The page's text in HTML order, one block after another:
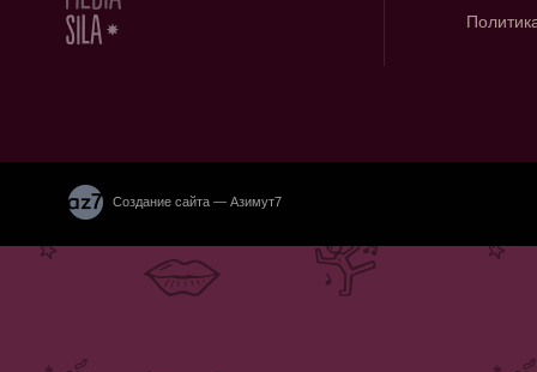
Создание сайта — Азимут7